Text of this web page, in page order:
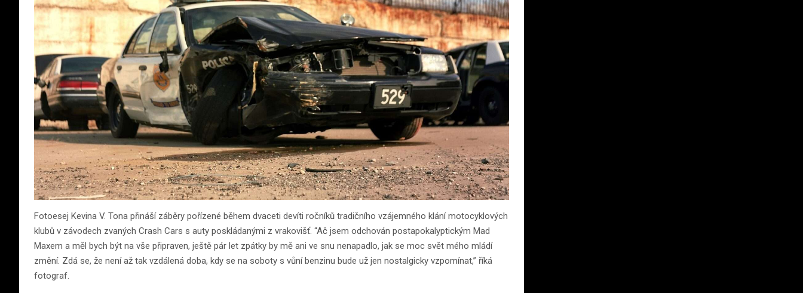
Fotoesej Kevina V. Tona přináší záběry pořízené během dvaceti devíti ročníků tradičního vzájemného klání motocyklových
klubů v závodech zvaných Crash Cars s auty poskládanými z vrakovišť. “Ač jsem odchován postapokalyptickým Mad
Maxem a měl bych být na vše připraven, ještě pár let zpátky by mě ani ve snu nenapadlo, jak se moc svět mého mládí
změní. Zdá se, že není až tak vzdálená doba, kdy se na soboty s vůní benzinu bude už jen nostalgicky vzpomínat,” říká
fotograf.